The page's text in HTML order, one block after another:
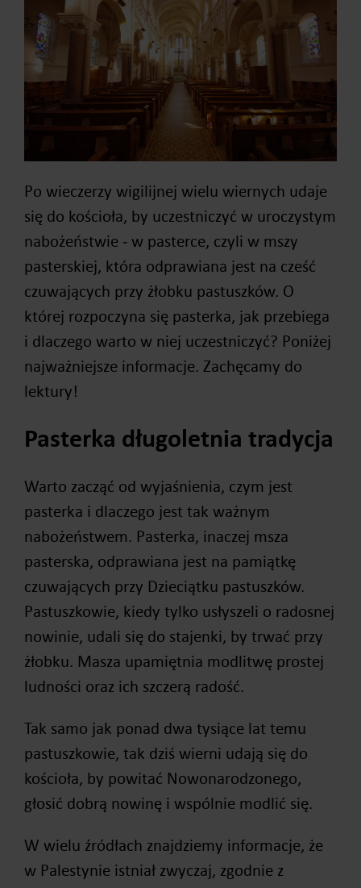
Po wieczerzy wigilijnej wielu wiernych udaje
się do kościoła, by uczestniczyć w uroczystym
nabożeństwie ‒ w pasterce, czyli w mszy
pasterskiej, która odprawiana jest na cześć
czuwających przy żłobku pastuszków. O
której rozpoczyna się pasterka, jak przebiega
i dlaczego warto w niej uczestniczyć? Poniżej
najważniejsze informacje. Zachęcamy do
lektury!
Pasterka długoletnia tradycja
Warto zacząć od wyjaśnienia, czym jest
pasterka i dlaczego jest tak ważnym
nabożeństwem. Pasterka, inaczej msza
pasterska, odprawiana jest na pamiątkę
czuwających przy Dzieciątku pastuszków.
Pastuszkowie, kiedy tylko usłyszeli o radosnej
nowinie, udali się do stajenki, by trwać przy
żłobku. Masza upamiętnia modlitwę prostej
ludności oraz ich szczerą radość.
Tak samo jak ponad dwa tysiące lat temu
pastuszkowie, tak dziś wierni udają się do
kościoła, by powitać Nowonarodzonego,
głosić dobrą nowinę i wspólnie modlić się.
W wielu źródłach znajdziemy informacje, że
w Palestynie istniał zwyczaj, zgodnie z